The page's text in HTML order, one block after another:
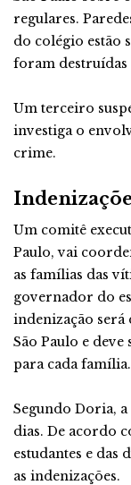
regulares.
do colégio estão
foram destruídas
Um terceiro
investiga o
crime.
Um comitê
Paulo, vai
as famílias das
governador do
indenização
São Paulo e
para cada família.
Segundo Doria, a
dias. De acordo
estudantes e das
as indenizações.